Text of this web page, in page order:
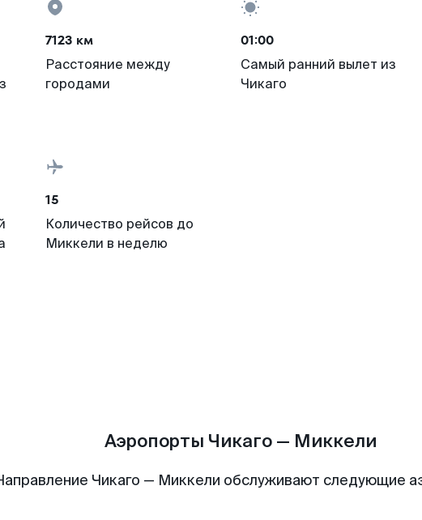
7123 км
Расстояние между
городами
01:00
Самый ранний вылет из
Чикаго
15
Количество рейсов до
Миккели в неделю
Аэропорты Чикаго — Миккели
Чикаго — Миккели обслуживают следующие